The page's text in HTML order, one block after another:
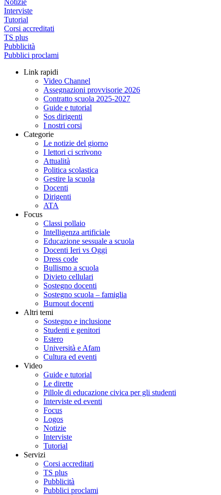
Notizie
Interviste
Tutorial
Corsi accreditati
TS plus
Pubblicità
Pubblici proclami
Link rapidi
Video Channel
Assegnazioni provvisorie 2026
Contratto scuola 2025-2027
Guide e tutorial
Sos dirigenti
I nostri corsi
Categorie
Le notizie del giorno
I lettori ci scrivono
Attualità
Politica scolastica
Gestire la scuola
Docenti
Dirigenti
ATA
Focus
Classi pollaio
Intelligenza artificiale
Educazione sessuale a scuola
Docenti Ieri vs Oggi
Dress code
Bullismo a scuola
Divieto cellulari
Sostegno docenti
Sostegno scuola – famiglia
Burnout docenti
Altri temi
Sostegno e inclusione
Studenti e genitori
Estero
Università e Afam
Cultura ed eventi
Video
Guide e tutorial
Le dirette
Pillole di educazione civica per gli studenti
Interviste ed eventi
Focus
Logos
Notizie
Interviste
Tutorial
Servizi
Corsi accreditati
TS plus
Pubblicità
Pubblici proclami